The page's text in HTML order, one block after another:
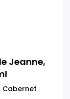
Jeanne,
Cabernet